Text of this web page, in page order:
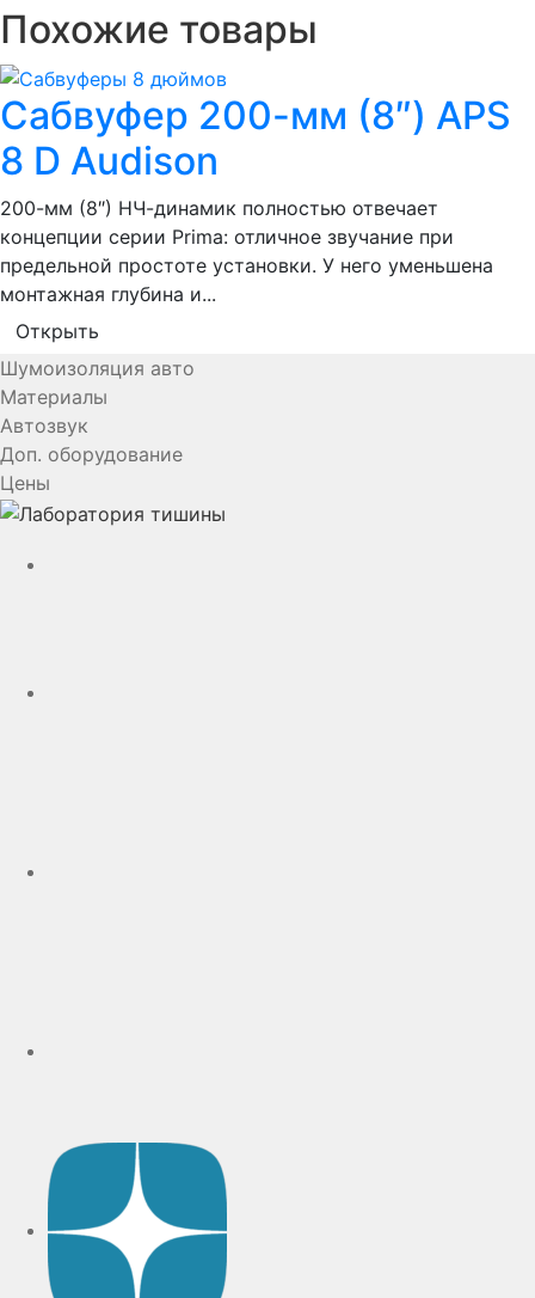
Похожие товары
Сабвуфер 200-мм (8″) APS
8 D Audison
200-мм (8″) НЧ-динамик полностью отвечает
концепции серии Prima: отличное звучание при
предельной простоте установки. У него уменьшена
монтажная глубина и...
Открыть
Шумоизоляция авто
Материалы
Автозвук
Доп. оборудование
Цены